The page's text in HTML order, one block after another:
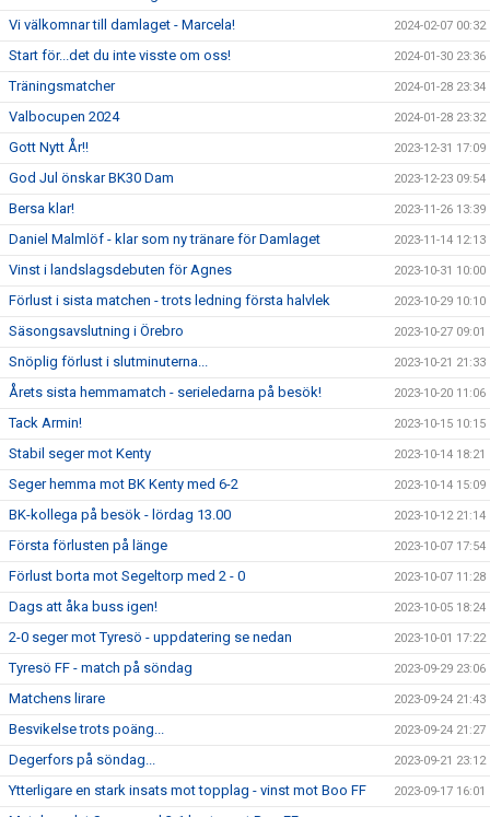
Vi välkomnar till damlaget - Marcela! 2024-02-07 00:32
Start för...det du inte visste om oss! 2024-01-30 23:36
Träningsmatcher 2024-01-28 23:34
Valbocupen 2024 2024-01-28 23:32
Gott Nytt År!! 2023-12-31 17:09
God Jul önskar BK30 Dam 2023-12-23 09:54
Bersa klar! 2023-11-26 13:39
Daniel Malmlöf - klar som ny tränare för Damlaget 2023-11-14 12:13
Vinst i landslagsdebuten för Agnes 2023-10-31 10:00
Förlust i sista matchen - trots ledning första halvlek 2023-10-29 10:10
Säsongsavslutning i Örebro 2023-10-27 09:01
Snöplig förlust i slutminuterna... 2023-10-21 21:33
Årets sista hemmamatch - serieledarna på besök! 2023-10-20 11:06
Tack Armin! 2023-10-15 10:15
Stabil seger mot Kenty 2023-10-14 18:21
Seger hemma mot BK Kenty med 6-2 2023-10-14 15:09
BK-kollega på besök - lördag 13.00 2023-10-12 21:14
Första förlusten på länge 2023-10-07 17:54
Förlust borta mot Segeltorp med 2 - 0 2023-10-07 11:28
Dags att åka buss igen! 2023-10-05 18:24
2-0 seger mot Tyresö - uppdatering se nedan 2023-10-01 17:22
Tyresö FF - match på söndag 2023-09-29 23:06
Matchens lirare 2023-09-24 21:43
Besvikelse trots poäng... 2023-09-24 21:27
Degerfors på söndag... 2023-09-21 23:12
Ytterligare en stark insats mot topplag - vinst mot Boo FF 2023-09-17 16:01